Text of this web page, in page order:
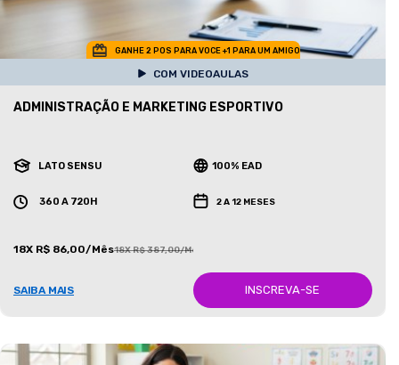
GANHE 2 POS PARA VOCE +1 PARA UM AMIGO
COM VIDEOAULAS
ADMINISTRAÇÃO E MARKETING ESPORTIVO
LATO SENSU 100% EAD
360 A 720H 2 A 12 MESES
18X R$ 86,00/Mês18X R$ 387,00/Mês
SAIBA MAIS INSCREVA-SE